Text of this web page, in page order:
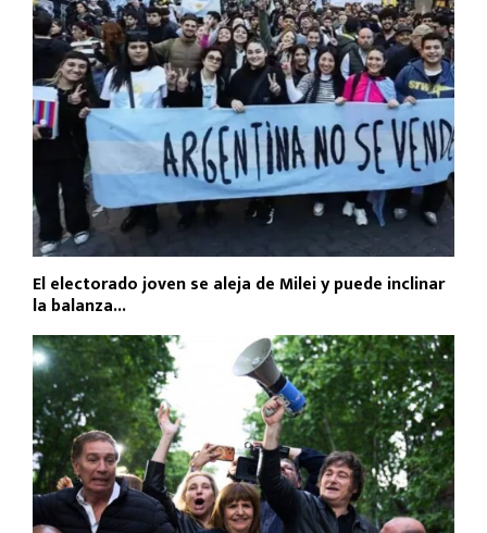
El electorado joven se aleja de Milei y puede inclinar
la balanza...